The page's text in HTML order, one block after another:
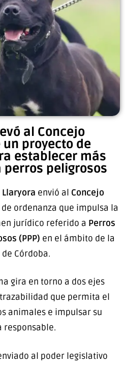
al Concejo
proyecto de
establecer más
peligrosos
envió al Concejo
ordenanza que impulsa la
jurídico referido a Perros
(PPP) en el ámbito de la
Córdoba.
gira en torno a dos ejes
que permita el
animales e impulsar su
responsable.
al poder legislativo